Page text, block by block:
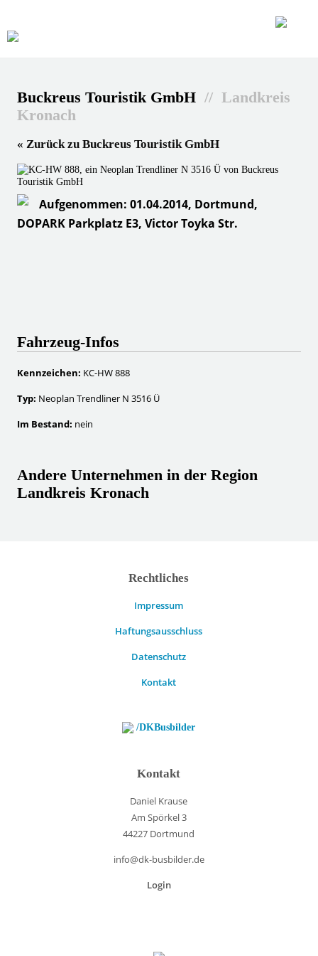
Buckreus Touristik GmbH // Landkreis
Kronach
« Zurück zu Buckreus Touristik GmbH
Aufgenommen: 01.04.2014, Dortmund,
DOPARK Parkplatz E3, Victor Toyka Str.
Fahrzeug-Infos
Kennzeichen: KC-HW 888
Typ: Neoplan Trendliner N 3516 Ü
Im Bestand: nein
Andere Unternehmen in der Region
Landkreis Kronach
Rechtliches
Impressum
Haftungsausschluss
Datenschutz
Kontakt
/DKBusbilder
Kontakt
Daniel Krause
Am Spörkel 3
44227 Dortmund
info@dk-busbilder.de
Login